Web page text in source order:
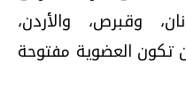
وقبرص، والأردن،
تكون العضوية مفتوحة